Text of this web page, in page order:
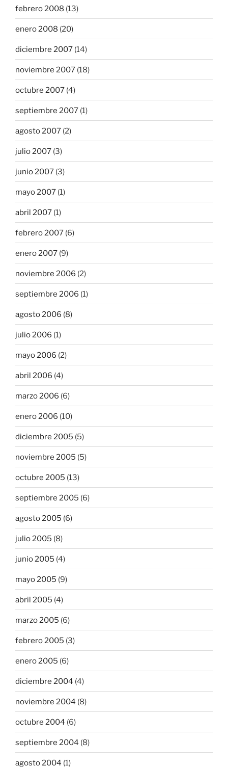
febrero 2008 (13)
enero 2008 (20)
diciembre 2007 (14)
noviembre 2007 (18)
octubre 2007 (4)
septiembre 2007 (1)
agosto 2007 (2)
julio 2007 (3)
junio 2007 (3)
mayo 2007 (1)
abril 2007 (1)
febrero 2007 (6)
enero 2007 (9)
noviembre 2006 (2)
septiembre 2006 (1)
agosto 2006 (8)
julio 2006 (1)
mayo 2006 (2)
abril 2006 (4)
marzo 2006 (6)
enero 2006 (10)
diciembre 2005 (5)
noviembre 2005 (5)
octubre 2005 (13)
septiembre 2005 (6)
agosto 2005 (6)
julio 2005 (8)
junio 2005 (4)
mayo 2005 (9)
abril 2005 (4)
marzo 2005 (6)
febrero 2005 (3)
enero 2005 (6)
diciembre 2004 (4)
noviembre 2004 (8)
octubre 2004 (6)
septiembre 2004 (8)
agosto 2004 (1)